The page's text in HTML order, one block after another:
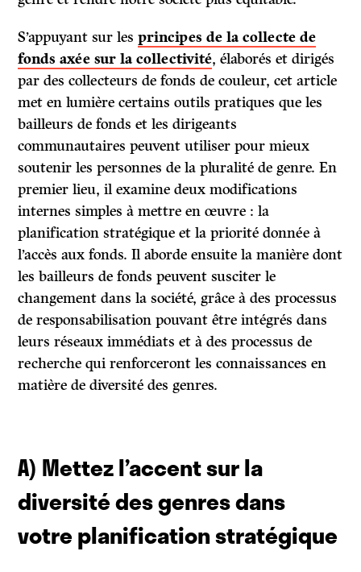
S’appuyant sur lesprincipes de la collecte de
fonds axée sur la collectivité, élaborés et dirigés
par des collecteurs de fonds de couleur, cet article
met en lumière certains outils pratiques que les
bailleurs de fonds et les dirigeants
communautaires peuvent utiliser pour mieux
soutenir les personnes de la pluralité de genre. En
premier lieu, il examine deux modifications
internes simples à mettre en œuvre : la
planification stratégique et la priorité donnée à
l’accès aux fonds. Il aborde ensuite la manière dont
les bailleurs de fonds peuvent susciter le
changement dans la société, grâce à des processus
de responsabilisation pouvant être intégrés dans
leurs réseaux immédiats et à des processus de
recherche qui renforceront les connaissances en
matière de diversité des genres.
A) Mettez l’accent sur la
diversité des genres dans
votre planification stratégique